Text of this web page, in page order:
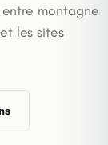
montagne
les sites